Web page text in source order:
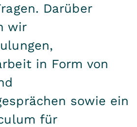
Darüber
wir
in Form von
sowie ein
für